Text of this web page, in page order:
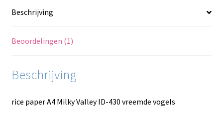
Beschrijving
Beoordelingen (1)
Beschrijving
rice paper A4 Milky Valley ID-430 vreemde vogels